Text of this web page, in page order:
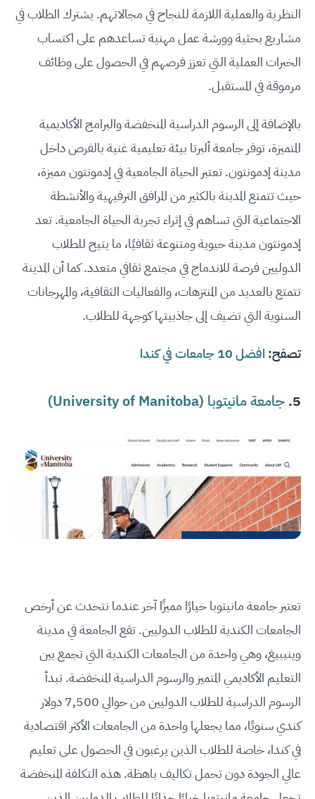
النظرية والعملية اللازمة للنجاح في مجالاتهم. يشترك الطلاب في
مشاريع بحثية وورشة عمل مهنية تساعدهم على اكتساب
الخبرات العملية التي تعزز فرصهم في الحصول على وظائف
مرموقة في المستقبل.
بالإضافة إلى الرسوم الدراسية المنخفضة والبرامج الأكاديمية
المتميزة، توفر جامعة ألبرتا بيئة تعليمية غنية بالفرص داخل
مدينة إدمونتون. تعتبر الحياة الجامعية في إدمونتون مميزة،
حيث تتمتع المدينة بالكثير من المرافق الترفيهية والأنشطة
الاجتماعية التي تساهم في إثراء تجربة الحياة الجامعية. تعد
إدمونتون مدينة حيوية ومتنوعة ثقافيًا، ما يتيح للطلاب
الدوليين فرصة للاندماج في مجتمع ثقافي متعدد. كما أن المدينة
تتمتع بالعديد من المنتزهات، والفعاليات الثقافية، والمهرجانات
السنوية التي تضيف إلى جاذبيتها كوجهة للطلاب.
تصفح: افضل 10 جامعات في كندا
5. جامعة مانيتوبا (University of Manitoba)
تعتبر جامعة مانيتوبا خيارًا مميزًا آخر عندما نتحدث عن أرخص
الجامعات الكندية للطلاب الدوليين. تقع الجامعة في مدينة
وينيبيغ، وهي واحدة من الجامعات الكندية التي تجمع بين
التعليم الأكاديمي المتميز والرسوم الدراسية المنخفضة. تبدأ
الرسوم الدراسية للطلاب الدوليين من حوالي 7,500 دولار
كندي سنويًا، مما يجعلها واحدة من الجامعات الأكثر اقتصادية
في كندا، خاصة للطلاب الذين يرغبون في الحصول على تعليم
عالي الجودة دون تحمل تكاليف باهظة. هذه التكلفة المنخفضة